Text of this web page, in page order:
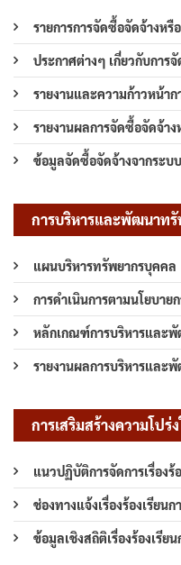
รายการการจัดซื้อจัดจ้างหรื
ประกาศต่างๆ เกี่ยวกับการ
รายงานและความก้าวหน้า
รายงานผลการจัดซื้อจัดจ้า
ข้อมูลจัดซื้อจัดจ้างจากระบบ
การบริหารและพัฒนาท
แผนบริหารทรัพยากรบุคคล
การดำเนินการตามนโยบา
หลักเกณฑ์การบริหารและ
รายงานผลการบริหารและ
การเสริมสร้างความโปร่
แนวปฏิบัติการจัดการเรื่อง
ช่องทางแจ้งเรื่องร้องเรีย
ข้อมูลเชิงสถิติเรื่องร้องเรี